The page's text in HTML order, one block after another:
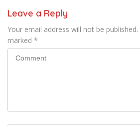
Leave a Reply
Your email address will not be published.
marked *